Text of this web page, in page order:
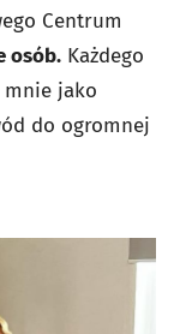
Centrum
osób. Każdego
jako
do ogromnej